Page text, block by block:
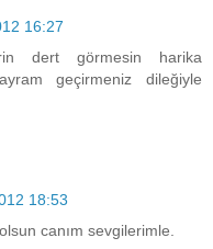
16:27
dert görmesin harika
geçirmeniz dileğiyle
18:53
canım sevgilerimle.